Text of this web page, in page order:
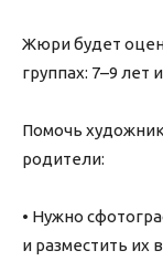
Жюри будет
группах: 7–9 лет
Помочь
родители:
• Нужно
и разместить их